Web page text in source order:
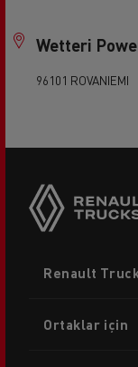
Wetteri
96101 ROVANIEMI
menu
Renault
Ortaklar için